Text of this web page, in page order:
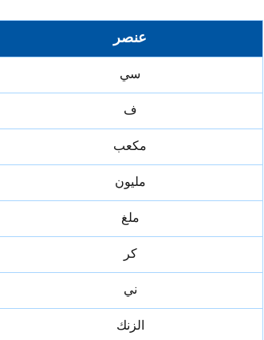
عنصر
سي
ف
مكعب
مليون
ملغ
كر
ني
الزنك